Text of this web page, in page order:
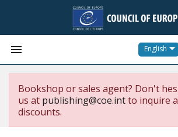
 English
Bookshop or sales agent? Don't
us at publishing@coe.intto inquire
discounts.